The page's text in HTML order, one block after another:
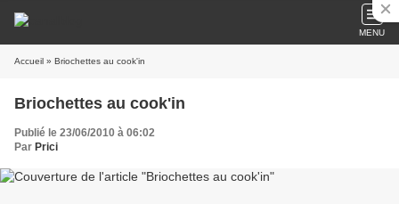
MENU
Accueil » Briochettes au cook'in
Briochettes au cook'in
Publié le 23/06/2010 à 06:02
Par Prici